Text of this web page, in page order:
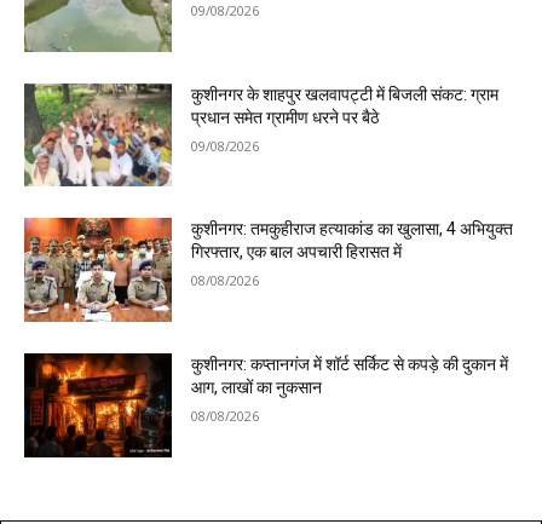
09/08/2026
कुशीनगर के शाहपुर खलवापट्टी में बिजली संकट: ग्राम
प्रधान समेत ग्रामीण धरने पर बैठे
09/08/2026
कुशीनगर: तमकुहीराज हत्याकांड का खुलासा, 4 अभियुक्त
गिरफ्तार, एक बाल अपचारी हिरासत में
08/08/2026
कुशीनगर: कप्तानगंज में शॉर्ट सर्किट से कपड़े की दुकान में
आग, लाखों का नुकसान
08/08/2026